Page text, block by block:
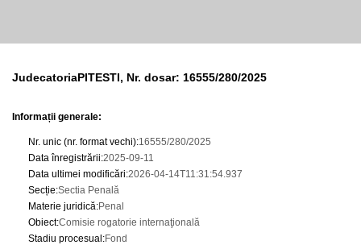
JudecatoriaPITESTI, Nr. dosar: 16555/280/2025
Informații generale:
Nr. unic (nr. format vechi):16555/280/2025
Data înregistrării:2025-09-11
Data ultimei modificări:2026-04-14T11:31:54.937
Secție:Sectia Penală
Materie juridică:Penal
Obiect:Comisie rogatorie internaţională
Stadiu procesual :Fond